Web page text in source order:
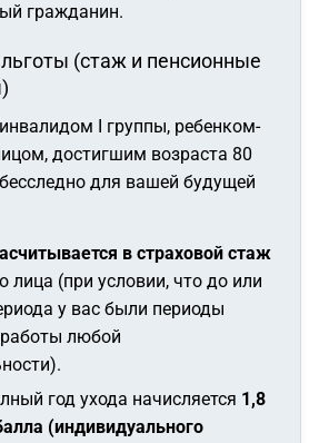
гражданин.
(стаж и пенсионные
I группы, ребенком-
достигшим возраста 80
для вашей будущей
в страховой стаж
лица (при условии, что до или
у вас были периоды
любой
год ухода начисляется 1,8
(индивидуального